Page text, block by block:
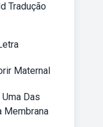
Tradução
Maternal
Das
Membrana